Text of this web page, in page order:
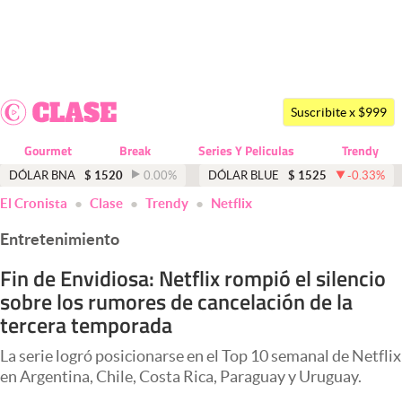
Dólar
Economía y Política
Finanzas y Mercados
Mercados Online
Negocios
Columnistas
Apertura
Suscribite x $999
Gourmet Break Series Y Peliculas Trendy
DÓLAR BNA $ 1520 0.00% DÓLAR BLUE $ 1525 -0.33%
El Cronista Clase Trendy Netflix
Entretenimiento
Fin de Envidiosa: Netflix rompió el silencio
sobre los rumores de cancelación de la
tercera temporada
La serie logró posicionarse en el Top 10 semanal de Netflix
en Argentina, Chile, Costa Rica, Paraguay y Uruguay.